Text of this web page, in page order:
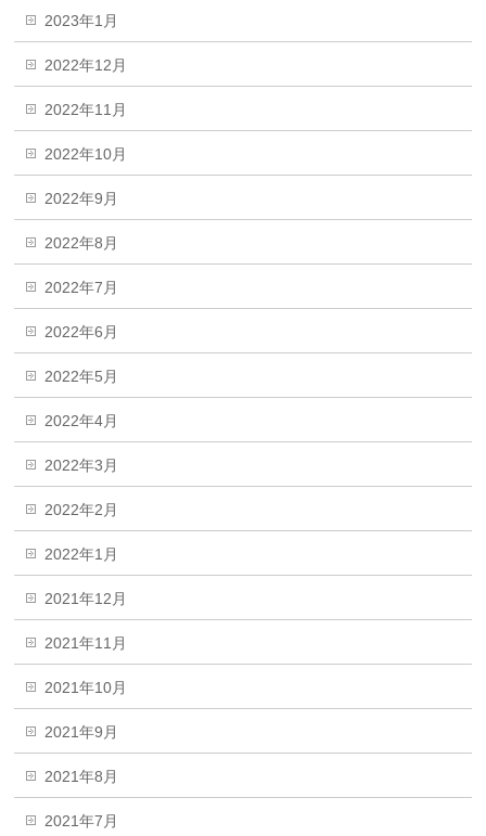
2023年1月
2022年12月
2022年11月
2022年10月
2022年9月
2022年8月
2022年7月
2022年6月
2022年5月
2022年4月
2022年3月
2022年2月
2022年1月
2021年12月
2021年11月
2021年10月
2021年9月
2021年8月
2021年7月